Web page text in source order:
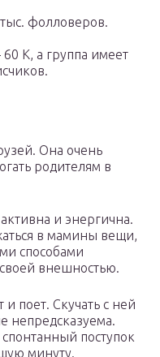
фолловеров.
К, а группа имеет
Она очень
родителям в
и энергична.
в мамины вещи,
способами
внешностью.
поет. Скучать с ней
непредсказуема.
поступок
минуту.